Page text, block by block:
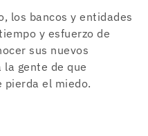
los bancos y entidades
y esfuerzo de
sus nuevos
la gente de que
pierda el miedo.